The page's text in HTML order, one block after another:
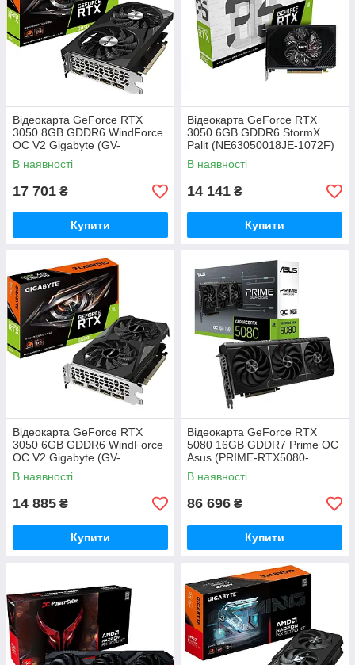
Відеокарта GeForce RTX
3050 8GB GDDR6 WindForce
OC V2 Gigabyte (GV-
N3050WF2OCV2-8GD)
В наявності
17 701 ₴
Купити
Відеокарта GeForce RTX
3050 6GB GDDR6 StormX
Palit (NE63050018JE-1072F)
В наявності
14 141 ₴
Купити
Відеокарта GeForce RTX
3050 6GB GDDR6 WindForce
OC V2 Gigabyte (GV-
N3050WF2OCV2-6GD)
В наявності
14 885 ₴
Купити
Відеокарта GeForce RTX
5080 16GB GDDR7 Prime OC
Asus (PRIME-RTX5080-
O16G)
В наявності
86 696 ₴
Купити